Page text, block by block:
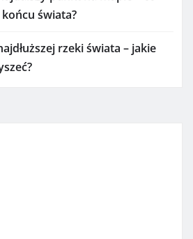
świata?
rzeki świata – jakie